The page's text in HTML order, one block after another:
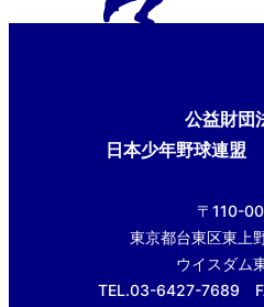
公益財団
日本少年野球連盟
〒110-
東京都台東区東上
ウイスダム
TEL.03-6427-7689